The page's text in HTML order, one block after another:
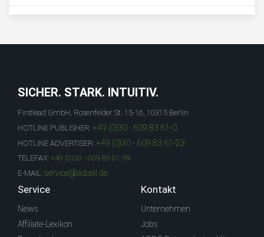
SICHER. STARK. INTUITIV.
Firstlead GmbH, Rosenfelder St. 15-16, 10315 Berlin
HOTLINE PUBLISHER: +49 (0)30 - 609 83 61-0
HOTLINE ADVERTISER: +49 (0)30 - 609 83 61-23
TELEFAX: +49 (0)30 - 609 83 61-99
E-MAIL: service@adcell.de
Service
News
Affiliate-Lexikon
Kontakt
Unternehmen
Jobs